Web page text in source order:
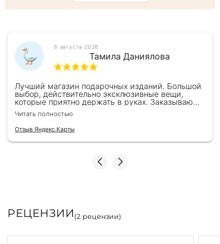
6 августа 2026
Тамила Даниялова
Лучший магазин подарочных изданий. Большой
выбор, действительно эксклюзивные вещи,
которые приятно держать в руках. Заказываю
здесь уже второй раз для бизнес-партнеров,
всегда всё безупречно — от общения с
консультантами до качества самих книг.
Однозначно рекомендую
Читать полностью
Отзыв Яндекс.Карты
РЕЦЕНЗИИ(2 рецензии)